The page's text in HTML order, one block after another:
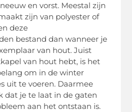
en vorst. Meestal zijn
zijn van polyester of
deze
bestand dan wanneer je
van hout. Juist
van hout hebt, is het
om in de winter
uit te voeren. Daarmee
dat je te laat in de gaten
aan het ontstaan is.